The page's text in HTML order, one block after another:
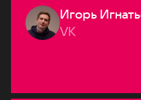
Игорь
VK